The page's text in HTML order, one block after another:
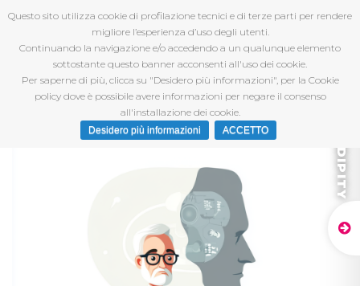
Questo sito utilizza cookie di profilazione tecnici e di terze parti per rendere
migliore l’esperienza d’uso degli utenti.
Continuando la navigazione e/o accedendo a un qualunque elemento
sottostante questo banner acconsenti all'uso dei cookie.
Per saperne di più, clicca su "Desidero più informazioni", per la Cookie
policy dove è possibile avere informazioni per negare il consenso
all'installazione dei cookie.
Desidero più informazioni ACCETTO